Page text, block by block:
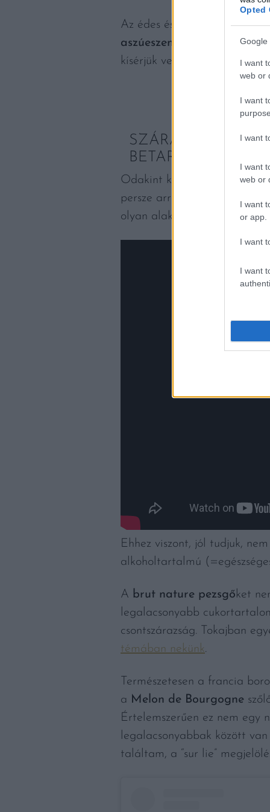
Opted
Google
I want
web or
I want
I want
I want
web or
I want
or app.
I want
I want
Az édes és alacsony alkohol
aszúeszencia
mellett sem.
kísérjük velük.
SZÁRAZ
BETARTÁSÁNAK
Odakint kopog az eső, és
persze arról, hogy idén
olyan alakkal is. (Ha
Ehhez viszont, jól tudjuk,
alkoholtartalmú
A brut nature pezsgőket
legalacsonyabb
csontszárazság. Tokajban
témában nekünk.
Természetesen a francia
a Melon de Bourgogne
Értelemszerűen ez nem egy
legalacsonyabbak között
találtam, a “sur lie”